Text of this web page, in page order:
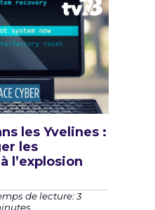
les Yvelines :
les
l’explosion
de lecture: 3